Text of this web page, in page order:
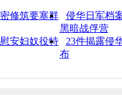
修筑要塞群
侵华日军档
黑暗战俘营
安妇奴役特
23件揭露侵
布